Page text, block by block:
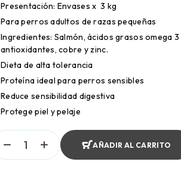
Presentación: Envases x 3 kg
Para perros adultos de razas pequeñas
Ingredientes: Salmón, ácidos grasos omega 3
antioxidantes, cobre y zinc.
Dieta de alta tolerancia
Proteína ideal para perros sensibles
Reduce sensibilidad digestiva
Protege piel y pelaje
AÑADIR AL CARRITO